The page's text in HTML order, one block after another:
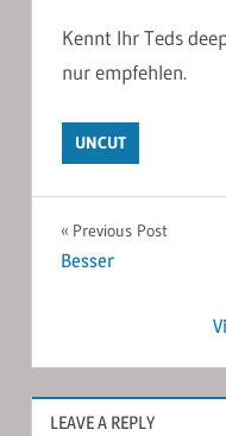
Kennt Ihr Teds
nur empfehlen.
UNCUT
Post
Previous Post
Besser
LEAVE A REPLY